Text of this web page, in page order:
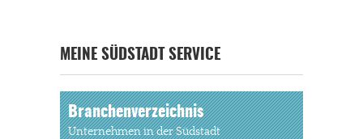
MEINE SÜDSTADT SERVICE
Branchenverzeichnis
Unternehmen in der Südstadt